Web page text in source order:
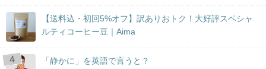
【送料込・初回5%オフ】訳ありおトク！大好評スペシャ
ルティコーヒー豆｜Aima
「静かに」を英語で言うと？